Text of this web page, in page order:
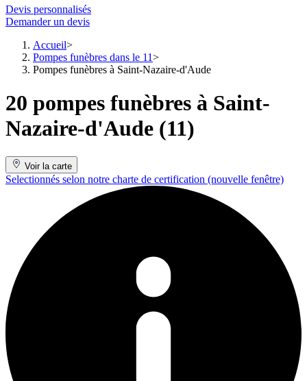
Devis personnalisés
Demander un devis
Accueil
Pompes funèbres dans le 11
Pompes funèbres à Saint-Nazaire-d'Aude
20 pompes funèbres à Saint-
Nazaire-d'Aude (11)
Voir la carte
Selectionnés selon notre charte de certification (nouvelle fenêtre)